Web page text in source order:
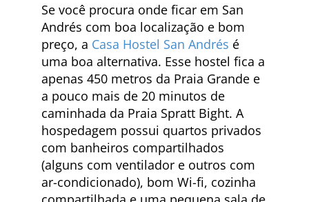
Se você procura onde ficar em San
Andrés com boa localização e bom
preço, a Casa Hostel San Andrés é
uma boa alternativa. Esse hostel fica a
apenas 450 metros da Praia Grande e
a pouco mais de 20 minutos de
caminhada da Praia Spratt Bight. A
hospedagem possui quartos privados
com banheiros compartilhados
(alguns com ventilador e outros com
ar-condicionado), bom Wi-fi, cozinha